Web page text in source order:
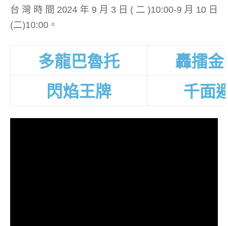
台灣時間2024年9月3日(二)10:00-9月10日
(二)10:00。
多龍巴魯托
轟擂
閃焰王牌
千面